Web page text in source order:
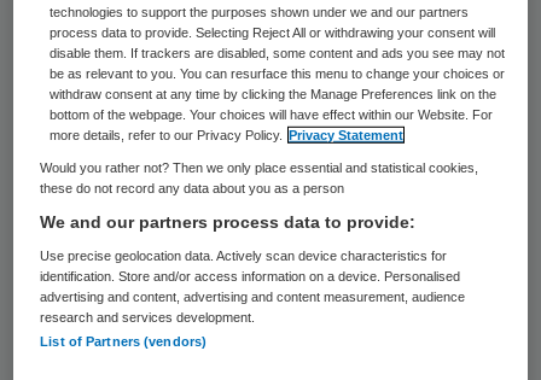
Negen van de ruim negentig SEH-locaties
moeten worden aangemerkt als ‘gevoelig’.
Dat blijkt uit een bereikbaarheidsanalyse die
het Rijksinstituut voor Volksgezondheid en
Milieu (RIVM) heeft uitgevoerd.
‘Gevoelig’ betekent dat sluiting van de
betreffende SEH directe gevolgen heeft
voor de bereikbaarheid. Uit de RIVM-
technologies to support the purposes shown under we and our partners
process data to provide. Selecting Reject All or withdrawing your consent will
disable them. If trackers are disabled, some content and ads you see may not
be as relevant to you. You can resurface this menu to change your choices or
withdraw consent at any time by clicking the Manage Preferences link on the
bottom of the webpage. Your choices will have effect within our Website. For
more details, refer to our Privacy Policy.
Privacy Statement
Would you rather not? Then we only place essential and statistical cookies,
these do not record any data about you as a person
We and our partners process data to provide:
Use precise geolocation data. Actively scan device characteristics for
identification. Store and/or access information on a device. Personalised
advertising and content, advertising and content measurement, audience
research and services development.
List of Partners (vendors)